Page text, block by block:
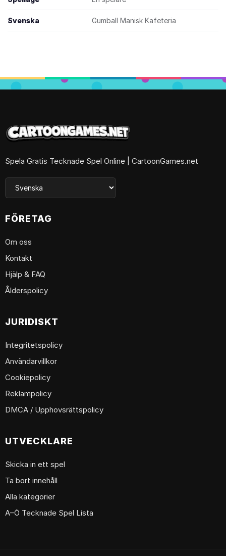
Svenska Gumball Manisk Kafeteria
Spela Gratis Tecknade Spel Online | CartoonGames.net
FÖRETAG
Om oss
Kontakt
Hjälp & FAQ
Ålderspolicy
JURIDISKT
Integritetspolicy
Användarvillkor
Cookiepolicy
Reklampolicy
DMCA / Upphovsrättspolicy
UTVECKLARE
Skicka in ett spel
Ta bort innehåll
Alla kategorier
A–Ö Tecknade Spel Lista